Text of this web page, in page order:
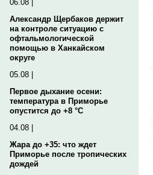
06.08 |
Александр Щербаков держит
на контроле ситуацию с
офтальмологической
помощью в Ханкайском
округе
05.08 |
Первое дыхание осени:
температура в Приморье
опустится до +8 °C
04.08 |
Жара до +35: что ждет
Приморье после тропических
дождей